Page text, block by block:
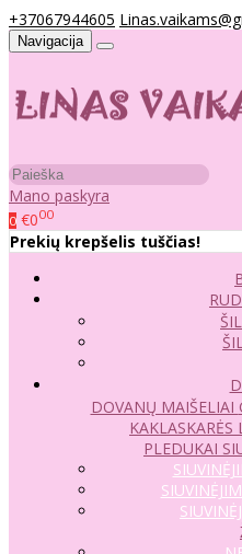
+37067944605
Navigacija
Mano paskyra
0 €000
Prekių krepšelis tuščias!
DOVANŲ MAIŠELIAI
KAKLASKARĖS
PLEDUKAI